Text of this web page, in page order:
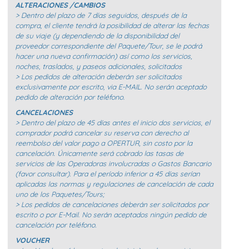
ALTERACIONES /CAMBIOS
> Dentro del plazo de 7 días seguidos, después de la
compra, el cliente tendrá la posibilidad de alterar las fechas
de su viaje (y dependiendo de la disponibilidad del
proveedor correspondiente del Paquete/Tour, se le podrá
hacer una nueva confirmación) así como los servicios,
noches, traslados, y paseos adicionales, solicitados
> Los pedidos de alteración deberán ser solicitados
exclusivamente por escrito, via E-MAIL. No serán aceptado
pedido de alteración por teléfono.
CANCELACIONES
> Dentro del plazo de 45 días antes el inicio dos servicios, el
comprador podrá cancelar su reserva con derecho al
reembolso del valor pago a OPERTUR, sin costo por la
cancelación. Únicamente será cobrado las tasas de
servicios de las Operadoras involucradas o Gastos Bancario
(favor consultar). Para el período inferior a 45 días serían
aplicadas las normas y regulaciones de cancelación de cada
uno de los Paquetes/Tours;
> Los pedidos de cancelaciones deberán ser solicitados por
escrito o por E-Mail. No serán aceptados ningún pedido de
cancelación por teléfono.
VOUCHER